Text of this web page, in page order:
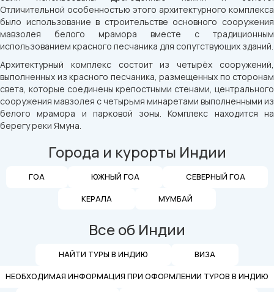
Отличительной особенностью этого архитектурного комплекса
было использование в строительстве основного сооружения
мавзолея белого мрамора вместе с традиционным
использованием красного песчаника для сопутствующих зданий.
Архитектурный комплекс состоит из четырёх сооружений,
выполненных из красного песчаника, размещенных по сторонам
света, которые соединены крепостными стенами, центрального
сооружения мавзолея с четырьмя минаретами выполненными из
белого мрамора и парковой зоны. Комплекс находится на
берегу реки Ямуна.
Города и курорты Индии
ГОА ЮЖНЫЙ ГОА СЕВЕРНЫЙ ГОА
КЕРАЛА МУМБАЙ
Все об Индии
НАЙТИ ТУРЫ В ИНДИЮ ВИЗА
НЕОБХОДИМАЯ ИНФОРМАЦИЯ ПРИ ОФОРМЛЕНИИ ТУРОВ В ИНДИЮ